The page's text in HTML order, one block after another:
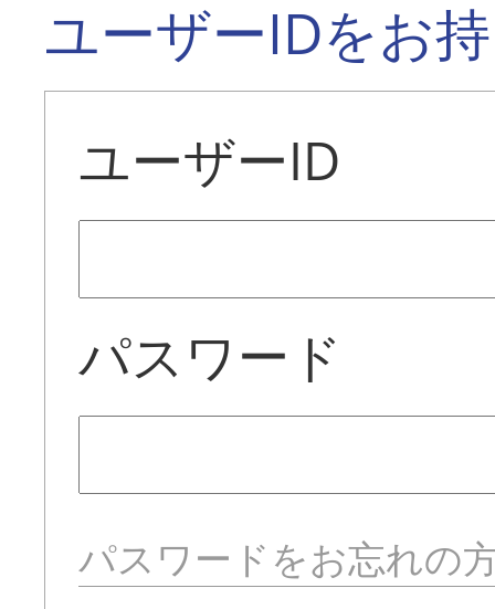
ユーザーIDをお
ユーザーID
パスワード
パスワードをお忘れの